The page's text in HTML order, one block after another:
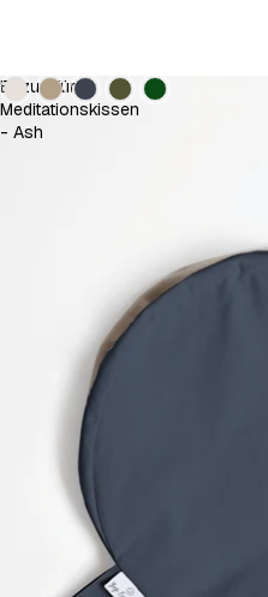
Kleur
Bezug für
Meditationskissen
- Ash